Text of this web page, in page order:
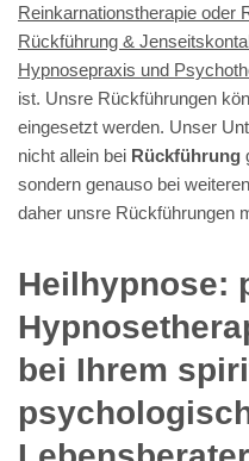
Reinkarnationstherapie oder
Rückführung &
Hypnosepraxis und
ist. Unsre Rückführungen
eingesetzt werden. Unser
nicht allein bei Rückführung
sondern genauso bei
daher unsre Rückführungen
Heilhypnose:
bei Ihrem